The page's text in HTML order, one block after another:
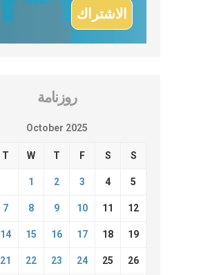
روزنامة
October 2025
T W T F S S
1 2 3 4 5
7 8 9 10 11 12
14 15 16 17 18 19
21 22 23 24 25 26